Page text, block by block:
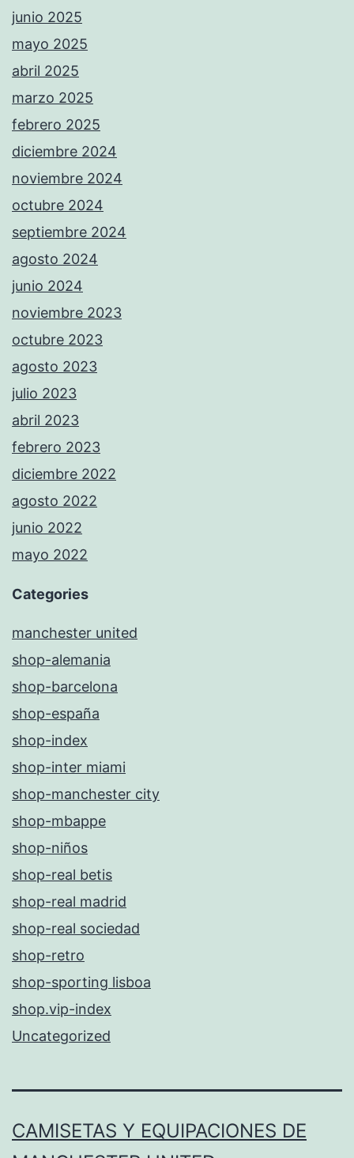
junio 2025
mayo 2025
abril 2025
marzo 2025
febrero 2025
diciembre 2024
noviembre 2024
octubre 2024
septiembre 2024
agosto 2024
junio 2024
noviembre 2023
octubre 2023
agosto 2023
julio 2023
abril 2023
febrero 2023
diciembre 2022
agosto 2022
junio 2022
mayo 2022
Categories
manchester united
shop-alemania
shop-barcelona
shop-españa
shop-index
shop-inter miami
shop-manchester city
shop-mbappe
shop-niños
shop-real betis
shop-real madrid
shop-real sociedad
shop-retro
shop-sporting lisboa
shop.vip-index
Uncategorized
CAMISETAS Y EQUIPACIONES DE